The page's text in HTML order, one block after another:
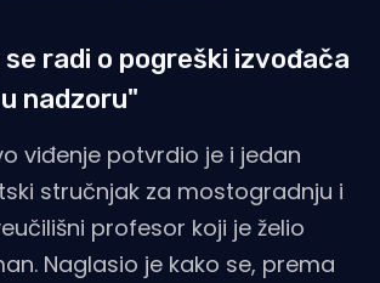
radi o pogreški izvođača
nadzoru"
viđenje potvrdio je i jedan
stručnjak za mostogradnju i
profesor koji je želio
Naglasio je kako se, prema